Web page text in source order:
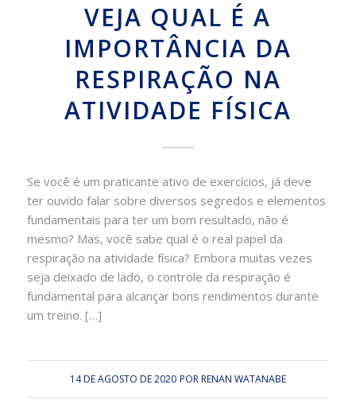
VEJA QUAL É A
IMPORTÂNCIA DA
RESPIRAÇÃO NA
ATIVIDADE FÍSICA
Se você é um praticante ativo de exercícios, já deve
ter ouvido falar sobre diversos segredos e elementos
fundamentais para ter um bom resultado, não é
mesmo? Mas, você sabe qual é o real papel da
respiração na atividade física? Embora muitas vezes
seja deixado de lado, o controle da respiração é
fundamental para alcançar bons rendimentos durante
um treino. […]
14 DE AGOSTO DE 2020 PORRENAN WATANABE